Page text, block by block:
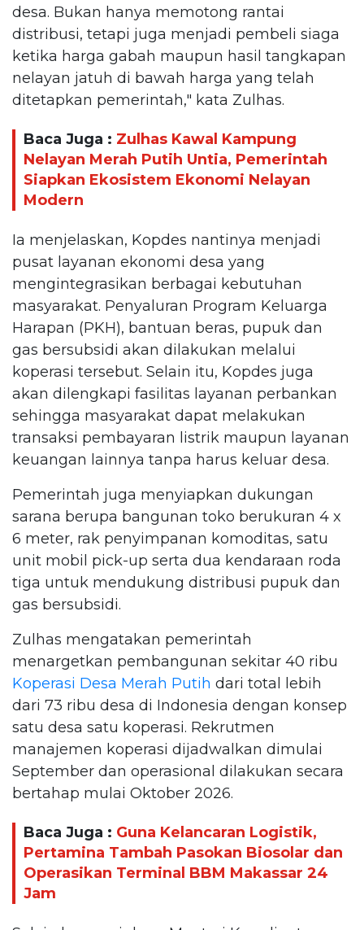
desa. Bukan hanya memotong rantai
distribusi, tetapi juga menjadi pembeli siaga
ketika harga gabah maupun hasil tangkapan
nelayan jatuh di bawah harga yang telah
ditetapkan pemerintah," kata Zulhas.
Baca Juga : Zulhas Kawal Kampung
Nelayan Merah Putih Untia, Pemerintah
Siapkan Ekosistem Ekonomi Nelayan
Modern
Ia menjelaskan, Kopdes nantinya menjadi
pusat layanan ekonomi desa yang
mengintegrasikan berbagai kebutuhan
masyarakat. Penyaluran Program Keluarga
Harapan (PKH), bantuan beras, pupuk dan
gas bersubsidi akan dilakukan melalui
koperasi tersebut. Selain itu, Kopdes juga
akan dilengkapi fasilitas layanan perbankan
sehingga masyarakat dapat melakukan
transaksi pembayaran listrik maupun layanan
keuangan lainnya tanpa harus keluar desa.
Pemerintah juga menyiapkan dukungan
sarana berupa bangunan toko berukuran 4 x
6 meter, rak penyimpanan komoditas, satu
unit mobil pick-up serta dua kendaraan roda
tiga untuk mendukung distribusi pupuk dan
gas bersubsidi.
Zulhas mengatakan pemerintah
menargetkan pembangunan sekitar 40 ribu
Koperasi Desa Merah Putih dari total lebih
dari 73 ribu desa di Indonesia dengan konsep
satu desa satu koperasi. Rekrutmen
manajemen koperasi dijadwalkan dimulai
September dan operasional dilakukan secara
bertahap mulai Oktober 2026.
Baca Juga : Guna Kelancaran Logistik,
Pertamina Tambah Pasokan Biosolar dan
Operasikan Terminal BBM Makassar 24
Jam